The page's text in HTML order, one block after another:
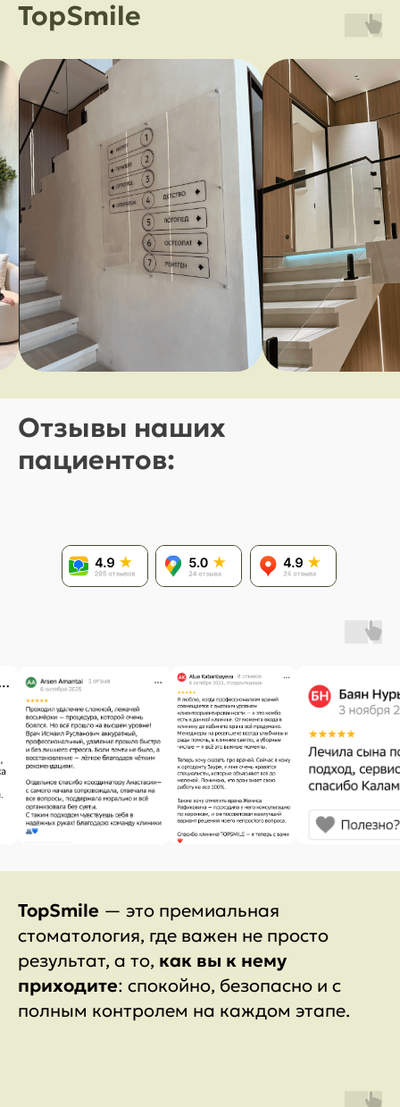
TopSmile
Отзывы наших
пациентов:
TopSmile — это премиальная
стоматология, где важен не просто
результат, а то, как вы к нему
приходите: спокойно, безопасно и с
полным контролем на каждом этапе.